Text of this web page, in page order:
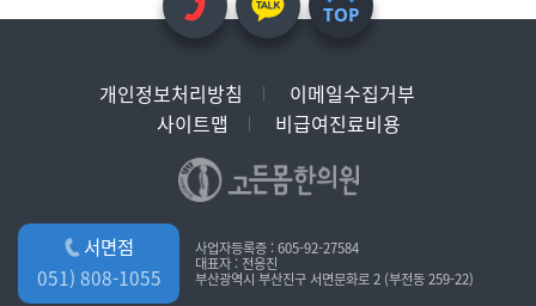
TOP
개인정보처리방침
이메일수집거부
사이트맵
비급여진료비용
서면점
051) 808-1055
사업자등록증 : 605-92-27584
대표자 : 전응진
부산광역시 부산진구 서면문화로 2 (부전동 259-22)